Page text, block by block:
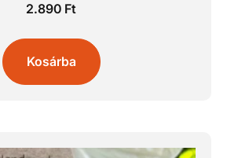
2.890 Ft
Kosárba